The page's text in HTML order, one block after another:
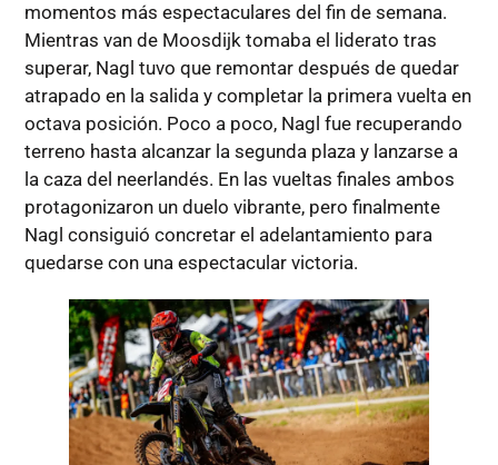
momentos más espectaculares del fin de semana.
Mientras van de Moosdijk tomaba el liderato tras
superar, Nagl tuvo que remontar después de quedar
atrapado en la salida y completar la primera vuelta en
octava posición. Poco a poco, Nagl fue recuperando
terreno hasta alcanzar la segunda plaza y lanzarse a
la caza del neerlandés. En las vueltas finales ambos
protagonizaron un duelo vibrante, pero finalmente
Nagl consiguió concretar el adelantamiento para
quedarse con una espectacular victoria.